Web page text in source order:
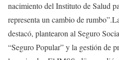
nacimiento del Instituto de Salud
representa un cambio de
destacó, plantearon al Seguro
“Seguro Popular” y la gestión de